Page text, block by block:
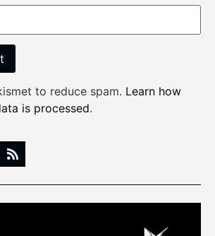
to reduce spam. Learn how
is processed.